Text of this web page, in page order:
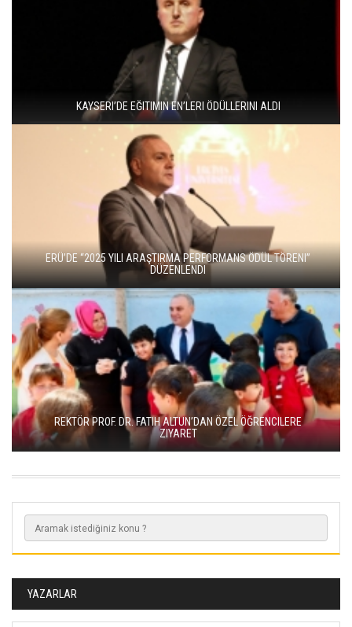
KAYSERI’DE EĞITIMIN EN’LERI ÖDÜLLERINI ALDI
ERÜ’DE “2025 YILI ARAŞTIRMA PERFORMANS ÖDÜL TÖRENI”
DÜZENLENDI
REKTÖR PROF. DR. FATIH ALTUN’DAN ÖZEL ÖĞRENCILERE
ZIYARET
YAZARLAR